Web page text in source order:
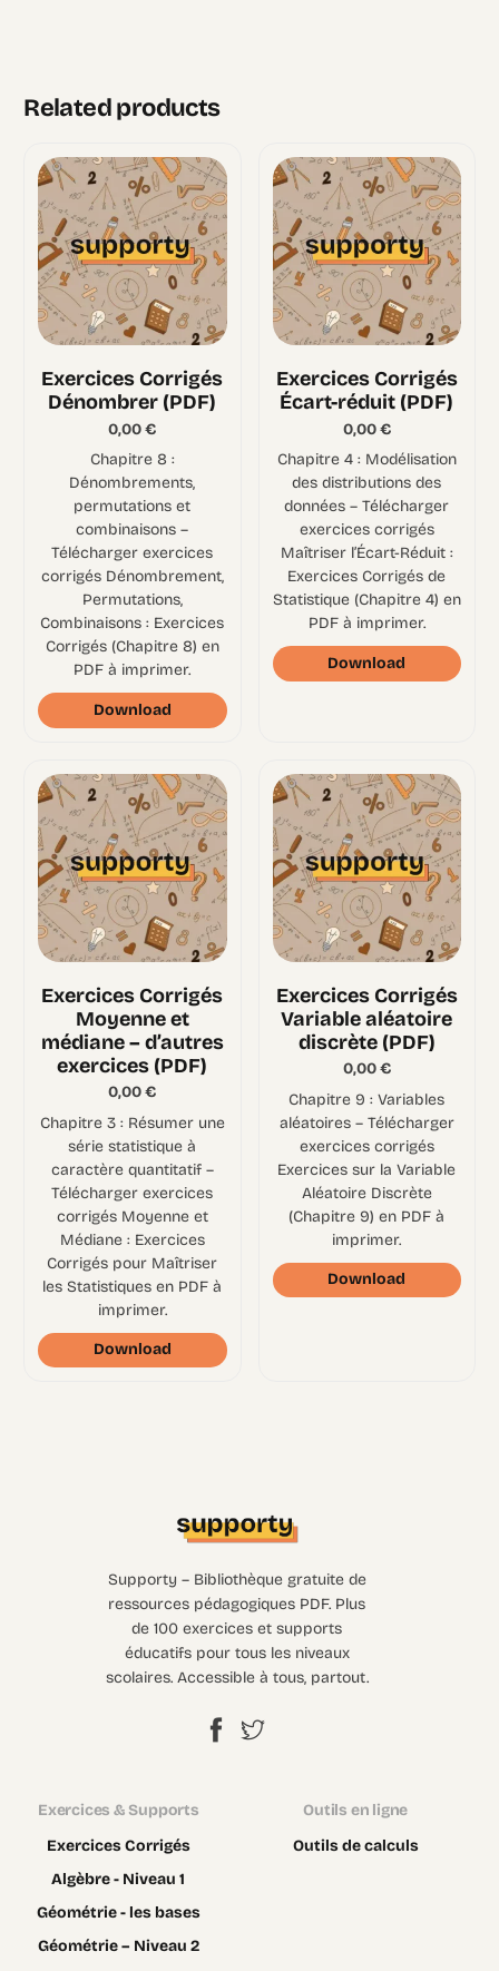
Related products
Exercices Corrigés
Dénombrer (PDF)
0,00€
Chapitre 8 :
Dénombrements,
permutations et
combinaisons –
Télécharger exercices
corrigés Dénombrement,
Permutations,
Combinaisons : Exercices
Corrigés (Chapitre 8) en
PDF à imprimer.
Download
Exercices Corrigés
Écart-réduit (PDF)
0,00€
Chapitre 4 : Modélisation
des distributions des
données – Télécharger
exercices corrigés
Maîtriser l’Écart-Réduit :
Exercices Corrigés de
Statistique (Chapitre 4) en
PDF à imprimer.
Download
Exercices Corrigés
Moyenne et
médiane – d’autres
exercices (PDF)
0,00€
Chapitre 3 : Résumer une
série statistique à
caractère quantitatif –
Télécharger exercices
corrigés Moyenne et
Médiane : Exercices
Corrigés pour Maîtriser
les Statistiques en PDF à
imprimer.
Download
Exercices Corrigés
Variable aléatoire
discrète (PDF)
0,00€
Chapitre 9 : Variables
aléatoires – Télécharger
exercices corrigés
Exercices sur la Variable
Aléatoire Discrète
(Chapitre 9) en PDF à
imprimer.
Download
Supporty – Bibliothèque gratuite de
ressources pédagogiques PDF. Plus
de 100 exercices et supports
éducatifs pour tous les niveaux
scolaires. Accessible à tous, partout.
Exercices & Supports
Exercices Corrigés
Algèbre - Niveau 1
Géométrie - les bases
Géométrie – Niveau 2
Outils en ligne
Outils de calculs